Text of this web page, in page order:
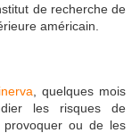
de recherche de
américain.
, quelques mois
les risques de
ou de les